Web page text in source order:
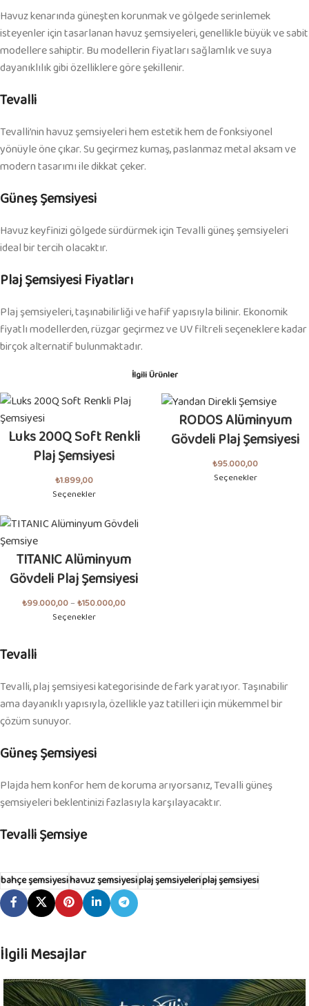
Havuz kenarında güneşten korunmak ve gölgede serinlemek
isteyenler için tasarlanan havuz şemsiyeleri, genellikle büyük ve sabit
modellere sahiptir. Bu modellerin fiyatları sağlamlık ve suya
dayanıklılık gibi özelliklere göre şekillenir.
Tevalli
Tevalli’nin havuz şemsiyeleri hem estetik hem de fonksiyonel
yönüyle öne çıkar. Su geçirmez kumaş, paslanmaz metal aksam ve
modern tasarımı ile dikkat çeker.
Güneş Şemsiyesi
Havuz keyfinizi gölgede sürdürmek için Tevalli güneş şemsiyeleri
ideal bir tercih olacaktır.
Plaj Şemsiyesi Fiyatları
Plaj şemsiyeleri, taşınabilirliği ve hafif yapısıyla bilinir. Ekonomik
fiyatlı modellerden, rüzgar geçirmez ve UV filtreli seçeneklere kadar
birçok alternatif bulunmaktadır.
İlgili Ürünler
Luks 200Q Soft Renkli
Plaj Şemsiyesi
₺1.899,00
Seçenekler
RODOS Alüminyum
Gövdeli Plaj Şemsiyesi
₺95.000,00
Seçenekler
TITANIC Alüminyum
Gövdeli Plaj Şemsiyesi
₺99.000,00–₺150.000,00
Seçenekler
Tevalli
Tevalli, plaj şemsiyesi kategorisinde de fark yaratıyor. Taşınabilir
ama dayanıklı yapısıyla, özellikle yaz tatilleri için mükemmel bir
çözüm sunuyor.
Güneş Şemsiyesi
Plajda hem konfor hem de koruma arıyorsanız, Tevalli güneş
şemsiyeleri beklentinizi fazlasıyla karşılayacaktır.
Tevalli Şemsiye
bahçe şemsiyesihavuz şemsiyesiplaj şemsiyeleriplaj şemsiyesi
İlgili Mesajlar